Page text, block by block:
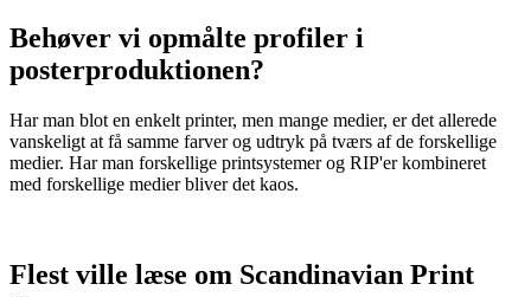
Behøver vi opmålte profiler i
posterproduktionen?
Har man blot en enkelt printer, men mange medier, er det allerede
vanskeligt at få samme farver og udtryk på tværs af de forskellige
medier. Har man forskellige printsystemer og RIP'er kombineret
med forskellige medier bliver det kaos.
Flest ville læse om Scandinavian Print